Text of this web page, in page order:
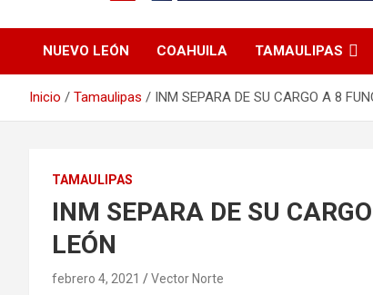
Vector Norte
NUEVO LEÓN COAHUILA TAMAULIPAS
Inicio Tamaulipas INM SEPARA DE SU CARGO A 8
TAMAULIPAS
INM SEPARA DE SU
LEÓN
febrero 4, 2021 Vector Norte